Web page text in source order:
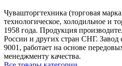
Чувашторгтехника (торговая
технологическое, холодильное и
1958 года. Продукция
России и других стран СНГ. Завод
9001, работает на основе
менеджменту качества.